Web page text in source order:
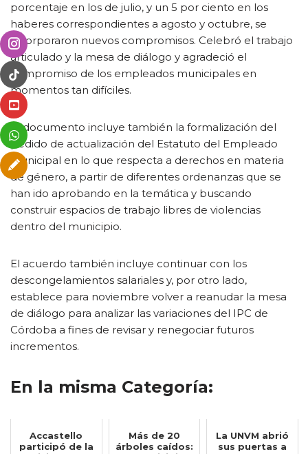
porcentaje en los de julio, y un 5 por ciento en los
haberes correspondientes a agosto y octubre, se
incorporaron nuevos compromisos. Celebró el trabajo
articulado y la mesa de diálogo y agradeció el
compromiso de los empleados municipales en
momentos tan difíciles.
El documento incluye también la formalización del
pedido de actualización del Estatuto del Empleado
Municipal en lo que respecta a derechos en materia
de género, a partir de diferentes ordenanzas que se
han ido aprobando en la temática y buscando
construir espacios de trabajo libres de violencias
dentro del municipio.
El acuerdo también incluye continuar con los
descongelamientos salariales y, por otro lado,
establece para noviembre volver a reanudar la mesa
de diálogo para analizar las variaciones del IPC de
Córdoba a fines de revisar y renegociar futuros
incrementos.
En la misma Categoría:
Accastello
participó de la
Más de 20
árboles caídos:
La UNVM abrió
sus puertas a